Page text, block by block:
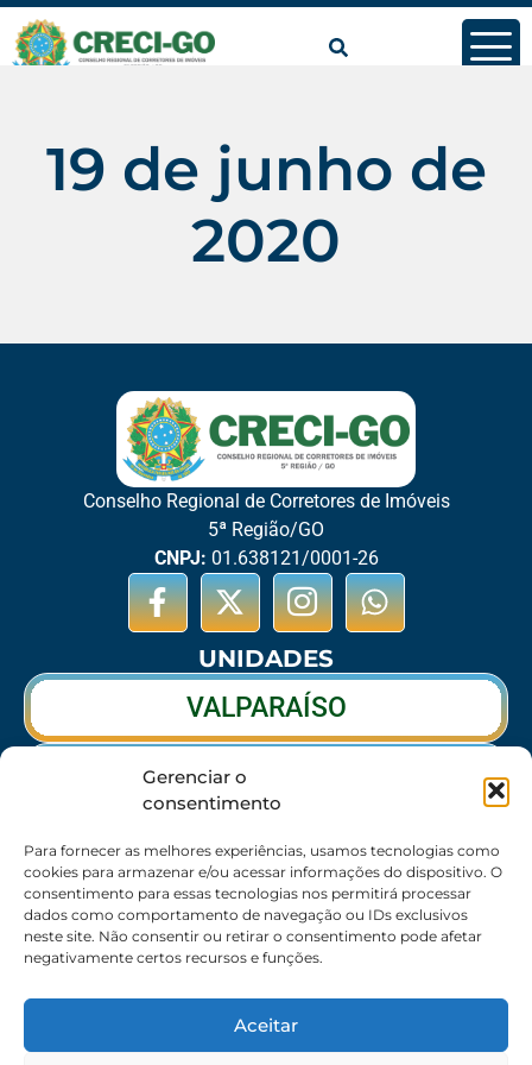
Gerenciar o
consentimento
Para fornecer as melhores experiências, usamos tecnologias como
cookies para armazenar e/ou acessar informações do dispositivo. O
consentimento para essas tecnologias nos permitirá processar
dados como comportamento de navegação ou IDs exclusivos
neste site. Não consentir ou retirar o consentimento pode afetar
negativamente certos recursos e funções.
Aceitar
conteúdo
19 de junho de
2020
Conselho Regional de Corretores de Imóveis
5ª Região/GO
CNPJ: 01.638121/0001-26
UNIDADES
VALPARAÍSO
RIO VERDE
CALDAS NOVAS
SEDE
62 3095-6530 / 62 3236-7350 / 62 99643-1994
8:30h às 17:30h